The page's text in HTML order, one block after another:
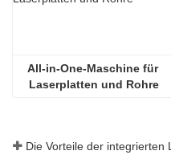
110m/min
All-in-One-Maschine für
Laserplatten und Rohre